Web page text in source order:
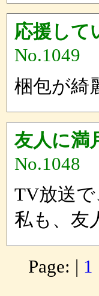
応援して
No.1049
梱包が綺
友人に満
No.1048
TV放送
私も、友
Page: | 1